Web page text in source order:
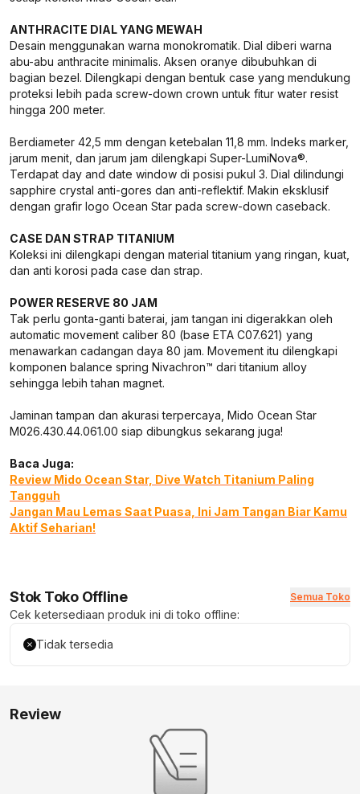
ANTHRACITE DIAL YANG MEWAH
Desain menggunakan warna monokromatik. Dial diberi warna
abu-abu anthracite minimalis. Aksen oranye dibubuhkan di
bagian bezel. Dilengkapi dengan bentuk case yang mendukung
proteksi lebih pada screw-down crown untuk fitur water resist
hingga 200 meter.
Berdiameter 42,5 mm dengan ketebalan 11,8 mm. Indeks marker,
jarum menit, dan jarum jam dilengkapi Super-LumiNova®.
Terdapat day and date window di posisi pukul 3. Dial dilindungi
sapphire crystal anti-gores dan anti-reflektif. Makin eksklusif
dengan grafir logo Ocean Star pada screw-down caseback.
CASE DAN STRAP TITANIUM
Koleksi ini dilengkapi dengan material titanium yang ringan, kuat,
dan anti korosi pada case dan strap.
POWER RESERVE 80 JAM
Tak perlu gonta-ganti baterai, jam tangan ini digerakkan oleh
automatic movement caliber 80 (base ETA C07.621) yang
menawarkan cadangan daya 80 jam. Movement itu dilengkapi
komponen balance spring Nivachron™ dari titanium alloy
sehingga lebih tahan magnet.
Jaminan tampan dan akurasi terpercaya, Mido Ocean Star
M026.430.44.061.00 siap dibungkus sekarang juga!
Baca Juga:
Review Mido Ocean Star, Dive Watch Titanium Paling
Tangguh
Jangan Mau Lemas Saat Puasa, Ini Jam Tangan Biar Kamu
Aktif Seharian!
Stok Toko Offline Semua Toko
Cek ketersediaan produk ini di toko offline:
Tidak tersedia
Review